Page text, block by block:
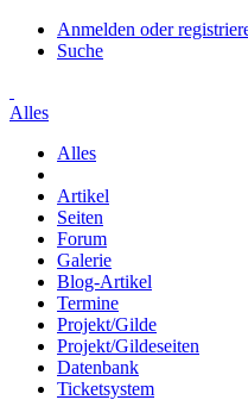
Anmelden oder
Suche
Alles
Alles
Artikel
Seiten
Forum
Galerie
Blog-Artikel
Termine
Projekt/Gilde
Projekt/Gildeseiten
Datenbank
Ticketsystem